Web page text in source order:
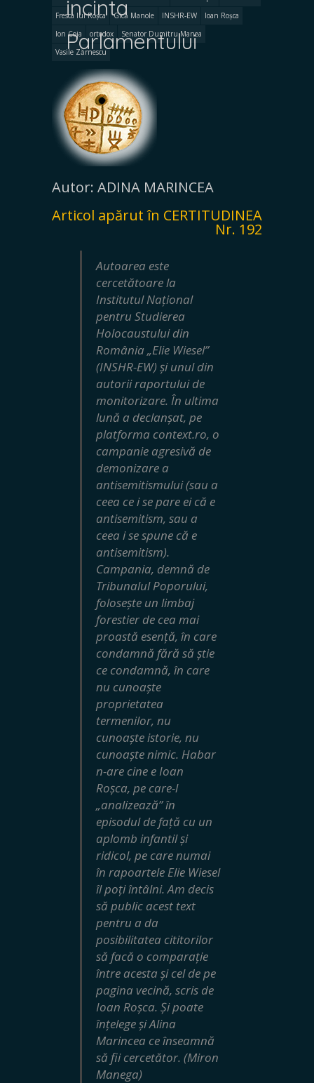
incinta
Parlamentului
Fresca lui Roșca
Gică Manole INSHR-EW
Ioan Roșca
Ion Coja
ortodox
Senator Dumitru Manea
Vasile Zărnescu
Autor: ADINA MARINCEA
Articol apărut în CERTITUDINEA
Nr. 192
Autoarea este
cercetătoare la
Institutul Național
pentru Studierea
Holocaustului din
România „Elie Wiesel”
(INSHR-EW) și unul din
autorii raportului de
monitorizare. În ultima
lună a declanșat, pe
platforma context.ro, o
campanie agresivă de
demonizare a
antisemitismului (sau a
ceea ce i se pare ei că e
antisemitism, sau a
ceea i se spune că e
antisemitism).
Campania, demnă de
Tribunalul Poporului,
folosește un limbaj
forestier de cea mai
proastă esență, în care
condamnă fără să știe
ce condamnă, în care
nu cunoaște
proprietatea
termenilor, nu
cunoaște istorie, nu
cunoaște nimic. Habar
n-are cine e Ioan
Roșca, pe care-l
„analizează” în
episodul de față cu un
aplomb infantil și
ridicol, pe care numai
în rapoartele Elie Wiesel
îl poți întâlni. Am decis
să public acest text
pentru a da
posibilitatea cititorilor
să facă o comparație
între acesta și cel de pe
pagina vecină, scris de
Ioan Roșca. Și poate
înțelege și Alina
Marincea ce înseamnă
să fii cercetător. (Miron
Manega)